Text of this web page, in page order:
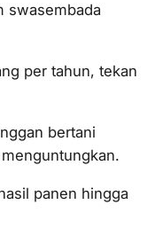
swasembada
per tahun, tekan
bertani
panen hingga